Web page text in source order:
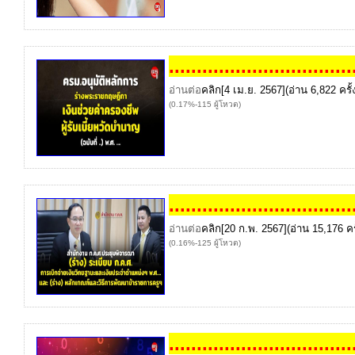
.................................
อ่านต่อคลิก[4 เม.ย. 2567](อ่าน 6,822 ครั้
(0.17%-115 ผู้โหวต)
.................................
อ่านต่อคลิก[20 ก.พ. 2567](อ่าน 15,176 ค
(0.16%-125 ผู้โหวต)
.................................